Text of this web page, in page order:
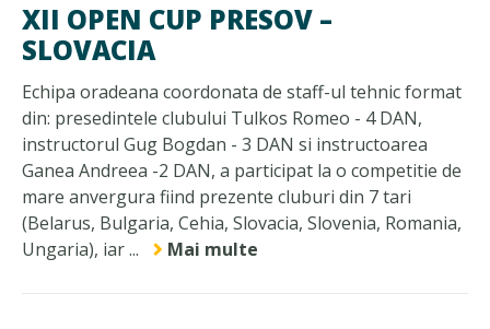
XII OPEN CUP PRESOV –
SLOVACIA
Echipa oradeana coordonata de staff-ul tehnic format
din: presedintele clubului Tulkos Romeo - 4 DAN,
instructorul Gug Bogdan - 3 DAN si instructoarea
Ganea Andreea -2 DAN, a participat la o competitie de
mare anvergura fiind prezente cluburi din 7 tari
(Belarus, Bulgaria, Cehia, Slovacia, Slovenia, Romania,
Ungaria), iar ...
Mai multe